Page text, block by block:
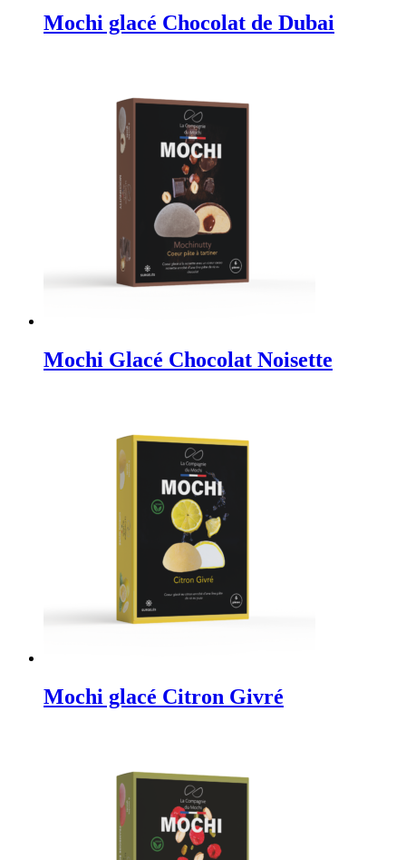
Mochi glacé Chocolat de Dubai
Mochi Glacé Chocolat Noisette
Mochi glacé Citron Givré